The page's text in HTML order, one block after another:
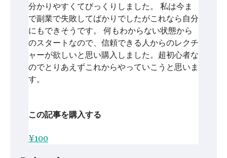
分かりやすくてびっくりしました。 私は今ま
で副業で失敗してばかりでしたがこれなら自分
にもできそうです。 何もわからない状態から
のスタートなので、信頼できる人からのレクチ
ャーが欲しいと思い購入しました。超初心者な
のでとりあえずこれからやっていこうと思いま
す。
この記事を購入する
¥100